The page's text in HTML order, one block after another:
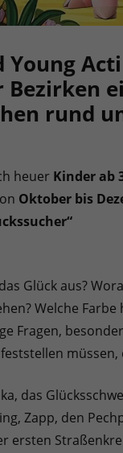
Young
rund
heuer Kinder ab
Oktober bis
Glück aus?
Welche
Fragen,
müssen,
das
Zapp, den
ersten